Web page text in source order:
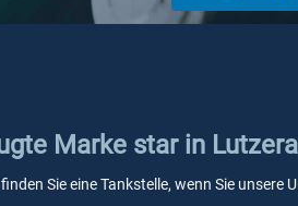
Marke star in
Sie eine Tankstelle, wenn Sie unsere